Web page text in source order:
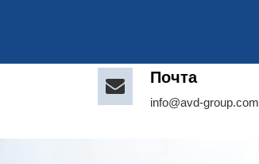
Почта
info@avd-group.com